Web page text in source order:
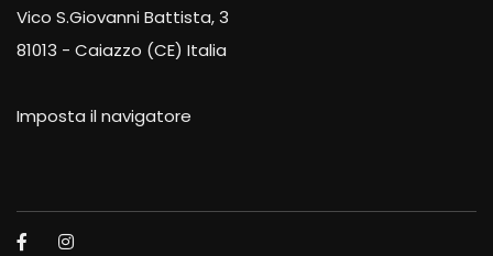
Vico S.Giovanni Battista, 3
81013 - Caiazzo (CE) Italia
Imposta il navigatore